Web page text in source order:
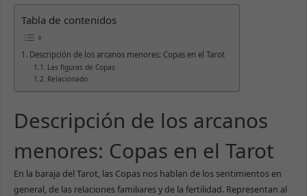
Tabla de contenidos
Descripción de los arcanos menores: Copas en el Tarot
Las figuras de Copas
Relacionado
Descripción de los arcanos
menores: Copas en el Tarot
En la baraja del Tarot, las Copas nos hablan de los sentimientos en
general, de las relaciones familiares y de la fertilidad. Representan al